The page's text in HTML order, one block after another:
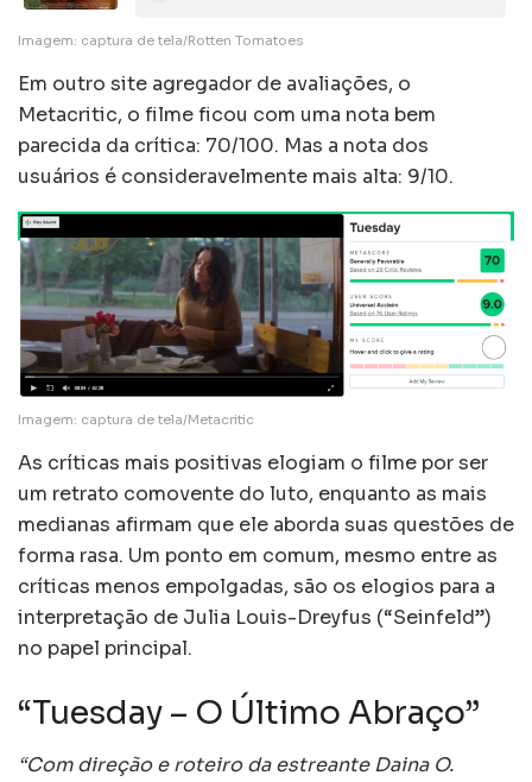
Imagem: captura de tela/Rotten Tomatoes
Em outro site agregador de avaliações, o
Metacritic, o filme ficou com uma nota bem
parecida da crítica: 70/100. Mas a nota dos
usuários é consideravelmente mais alta: 9/10.
Imagem: captura de tela/Metacritic
As críticas mais positivas elogiam o filme por ser
um retrato comovente do luto, enquanto as mais
medianas afirmam que ele aborda suas questões de
forma rasa. Um ponto em comum, mesmo entre as
críticas menos empolgadas, são os elogios para a
interpretação de Julia Louis-Dreyfus (“Seinfeld”)
no papel principal.
“Tuesday – O Último Abraço”
“Com direção e roteiro da estreante Daina O.